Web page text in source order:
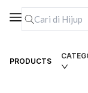
PRODUCTS